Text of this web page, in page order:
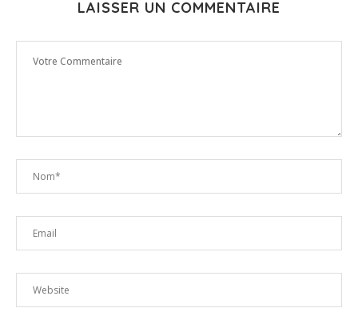
LAISSER UN COMMENTAIRE